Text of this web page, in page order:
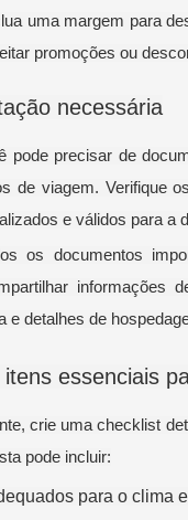
uma margem para
promoções ou
necessária
pode precisar de
de viagem. Verifique
e válidos para a
os documentos
informações
e detalhes de
essenciais
crie uma checklist
pode incluir:
para o clima